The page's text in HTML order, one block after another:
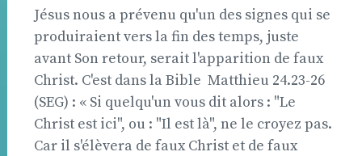
Jésus nous a prévenu qu'un des signes qui se
produiraient vers la fin des temps, juste
avant Son retour, serait l'apparition de faux
Christ. C'est dans la Bible  Matthieu 24.23-26
(SEG) : « Si quelqu'un vous dit alors : "Le
Christ est ici", ou : "Il est là", ne le croyez pas.
Car il s'élèvera de faux Christ et de faux